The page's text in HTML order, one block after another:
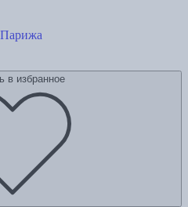
в избранное